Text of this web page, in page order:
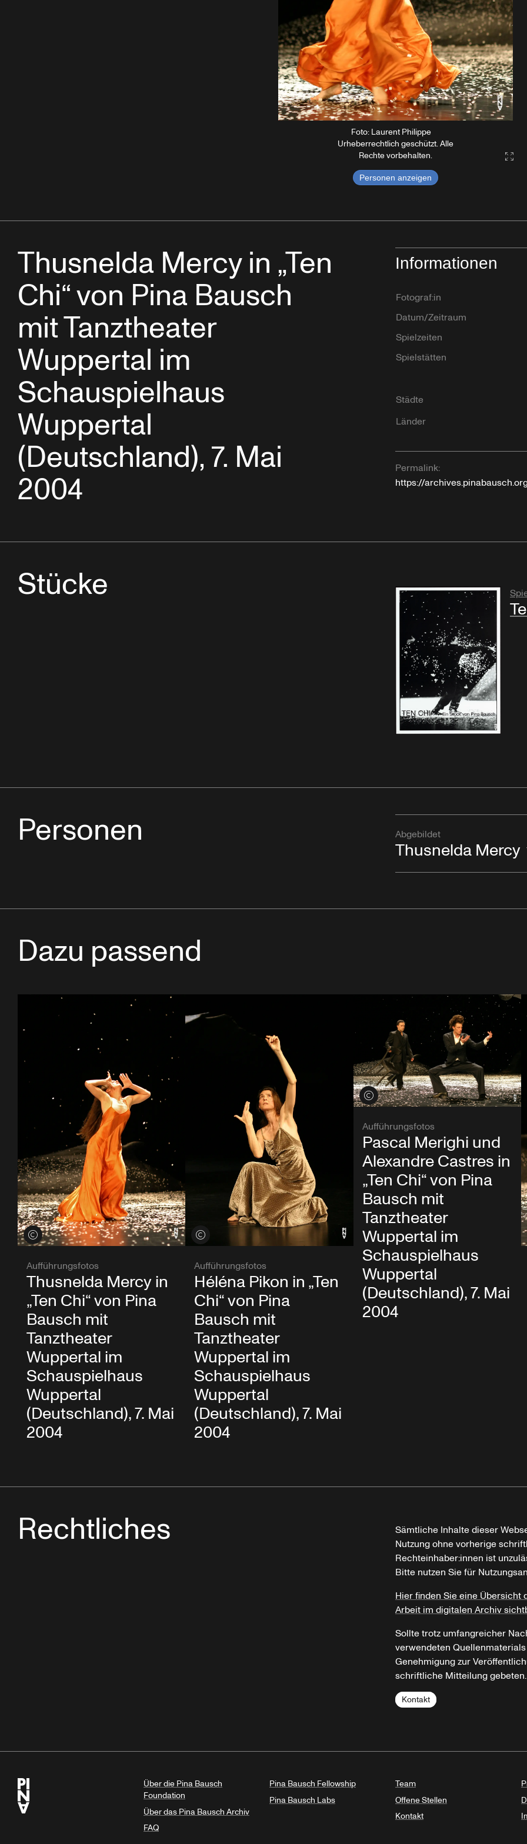
Foto: Laurent Philippe
Urheberrechtlich geschützt. Alle
Rechte vorbehalten.
Personen anzeigen
Thusnelda Mercy in „Ten
Chi“ von Pina Bausch
mit Tanztheater
Wuppertal im
Schauspielhaus
Wuppertal
(Deutschland), 7. Mai
2004
Informationen
Fotograf:in
Datum/Zeitraum
Spielzeiten
Spielstätten
Städte
Länder
Permalink:
https://
Stücke
Personen Abgebildet
Thusnelda Mercy
Dazu passend
Credits öffnen
Aufführungsfotos
Thusnelda Mercy in
„Ten Chi“ von Pina
Bausch mit
Tanztheater
Wuppertal im
Schauspielhaus
Wuppertal
(Deutschland), 7. Mai
2004
Credits öffnen
Aufführungsfotos
Héléna Pikon in „Ten
Chi“ von Pina
Bausch mit
Tanztheater
Wuppertal im
Schauspielhaus
Wuppertal
(Deutschland), 7. Mai
2004
Credits öffnen
Aufführungsfotos
Pascal Merighi und
Alexandre Castres in
„Ten Chi“ von Pina
Bausch mit
Tanztheater
Wuppertal im
Schauspielhaus
Wuppertal
(Deutschland), 7. Mai
2004
Rechtliches
Sämtliche Inhalte dieser
Nutzung ohne vorherige
Rechteinhaber:innen ist
Bitte nutzen Sie für
Hier finden Sie eine Übersicht
Arbeit im digitalen Archiv
Sollte trotz umfangreicher
verwendeten
Genehmigung zur
schriftliche Mitteilung gebeten.
Kontakt
Über die Pina Bausch
Foundation
Über das Pina Bausch Archiv
FAQ
Pina Bausch Fellowship
Pina Bausch Labs
Team
Offene Stellen
Kontakt